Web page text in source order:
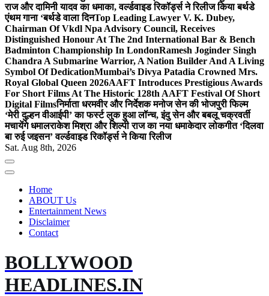
राज और दामिनी यादव का धमाका, वर्ल्डवाइड रिकॉर्ड्स ने रिलीज किया बर्थडे
एंथम गाना ‘बर्थडे वाला दिनTop Leading Lawyer V. K. Dubey,
Chairman Of Vkdl Npa Advisory Council, Receives
Distinguished Honour At The 2nd International Bar & Bench
Badminton Championship In LondonRamesh Joginder Singh
Chandra A Submarine Warrior, A Nation Builder And A Living
Symbol Of DedicationMumbai’s Divya Patadia Crowned Mrs.
Royal Global Queen 2026AAFT Introduces Prestigious Awards
For Short Films At The Historic 128th AAFT Festival Of Short
Digital Filmsनिर्माता धरमवीर और निर्देशक मनोज सेन की भोजपुरी फिल्म
‘मेरी दुल्हन वीआईपी’ का फर्स्ट लुक हुआ लॉन्च, इंदु सेन और बबलू चक्रवर्ती
मचायेंगे धमालराकेश मिश्रा और शिल्पी राज का नया धमाकेदार लोकगीत ‘दिलवा
बा रुई जइसन’ वर्ल्डवाइड रिकॉर्ड्स ने किया रिलीज
Sat. Aug 8th, 2026
Home
ABOUT Us
Entertainment News
Disclaimer
Contact
BOLLYWOOD
HEADLINES.IN